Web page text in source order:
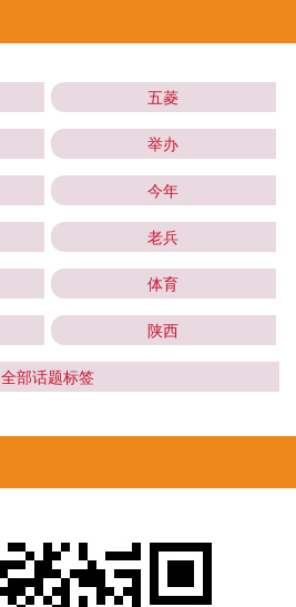
五菱
举办
今年
老兵
体育
陕西
全部话题标签